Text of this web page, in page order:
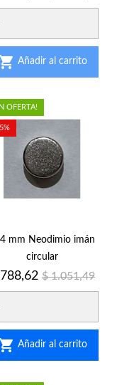
regular
Añadir al carrito
mm Neodimio imán
circular
Precio
regular
$ 1.051,49
Añadir al carrito
OFERTA!